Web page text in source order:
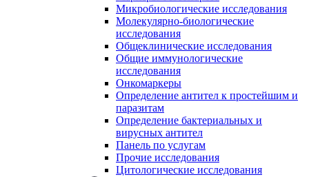
Микробиологические исследования
Молекулярно-биологические
исследования
Общеклинические исследования
Общие иммунологические
исследования
Онкомаркеры
Определение антител к простейшим и
паразитам
Определение бактериальных и
вирусных антител
Панель по услугам
Прочие исследования
Цитологические исследования